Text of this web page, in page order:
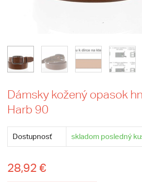
Dámsky kožený opasok
Harb 90
Dostupnosť skladom posledný
28,92 €